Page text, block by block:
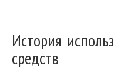
История
средств